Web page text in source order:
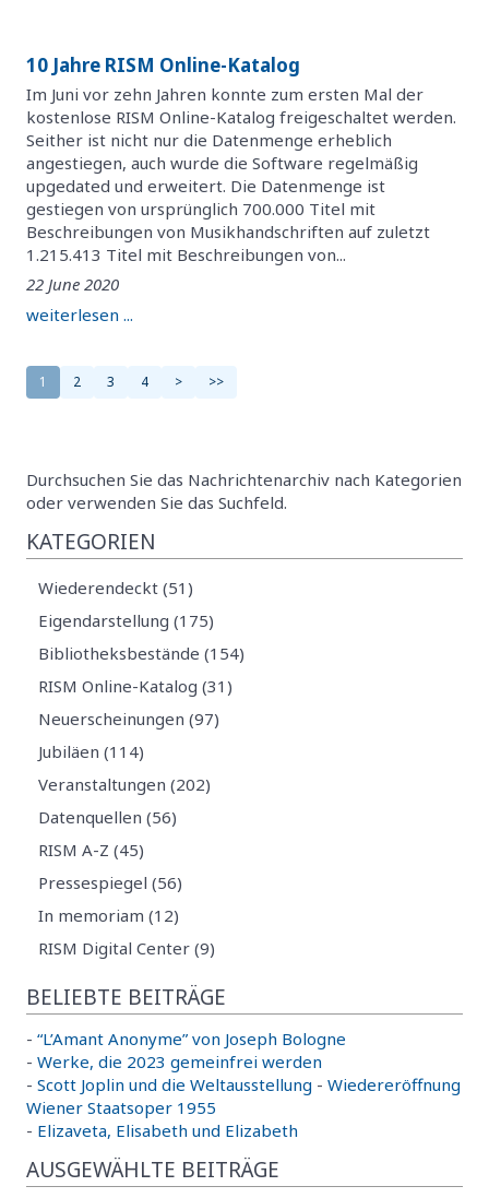
10 Jahre RISM Online-Katalog
Im Juni vor zehn Jahren konnte zum ersten Mal der
kostenlose RISM Online-Katalog freigeschaltet werden.
Seither ist nicht nur die Datenmenge erheblich
angestiegen, auch wurde die Software regelmäßig
upgedated und erweitert. Die Datenmenge ist
gestiegen von ursprünglich 700.000 Titel mit
Beschreibungen von Musikhandschriften auf zuletzt
1.215.413 Titel mit Beschreibungen von...
22 June 2020
weiterlesen ...
1 2 3 4 > >>
Durchsuchen Sie das Nachrichtenarchiv nach Kategorien
oder verwenden Sie das Suchfeld.
KATEGORIEN
Wiederendeckt (51)
Eigendarstellung (175)
Bibliotheksbestände (154)
RISM Online-Katalog (31)
Neuerscheinungen (97)
Jubiläen (114)
Veranstaltungen (202)
Datenquellen (56)
RISM A-Z (45)
Pressespiegel (56)
In memoriam (12)
RISM Digital Center (9)
BELIEBTE BEITRÄGE
- “L’Amant Anonyme” von Joseph Bologne
- Werke, die 2023 gemeinfrei werden
- Scott Joplin und die Weltausstellung - Wiedereröffnung
Wiener Staatsoper 1955
- Elizaveta, Elisabeth und Elizabeth
AUSGEWÄHLTE BEITRÄGE